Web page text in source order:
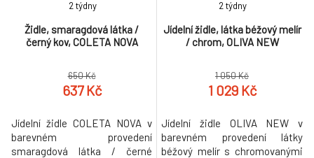
931 Kč
-2%
Stohovatelná židle, šedá/champagne, ZINA 2
Židle, smaragdová látka /
černý kov, COLETA NOVA
2 týdny
650 Kč
637 Kč
Jídelní židle COLETA NOVA v
barevném provedení
smaragdová látka / černé
Jídelní židle, látka béžový melír
/ chrom, OLIVA NEW
2 týdny
1 050 Kč
1 029 Kč
Jídelní židle OLIVA NEW v
barevném provedení látky
béžový melír s chromovanými